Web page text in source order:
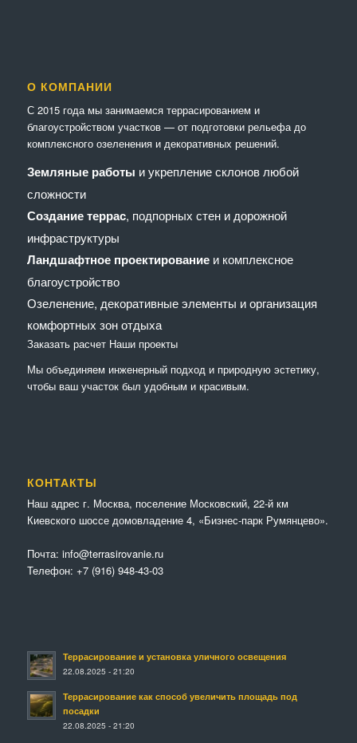
О КОМПАНИИ
С 2015 года мы занимаемся террасированием и
благоустройством участков — от подготовки рельефа до
комплексного озеленения и декоративных решений.
Земляные работы и укрепление склонов любой
сложности
Создание террас, подпорных стен и дорожной
инфраструктуры
Ландшафтное проектированиеи комплексное
благоустройство
Озеленение, декоративные элементы и организация
комфортных зон отдыха
Заказать расчет Наши проекты
Мы объединяем инженерный подход и природную эстетику,
чтобы ваш участок был удобным и красивым.
КОНТАКТЫ
Наш адрес г. Москва, поселение Московский, 22-й км
Киевского шоссе домовладение 4, «Бизнес-парк Румянцево».
Почта: info@terrasirovanie.ru
Телефон: +7 (916) 948-43-03
Террасирование и установка уличного освещения
22.08.2025 - 21:20
Террасирование как способ увеличить площадь под
посадки
22.08.2025 - 21:20